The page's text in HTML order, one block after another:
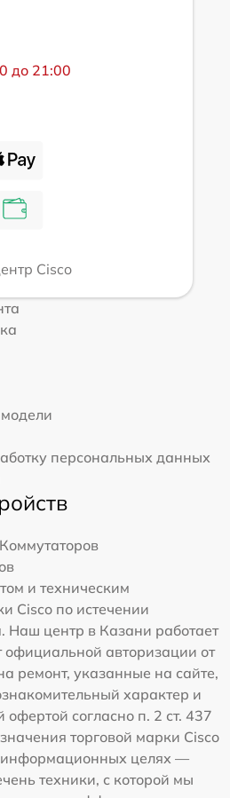
до 21:00
Cisco
персональных данных
Коммутаторов
и техническим
Cisco по истечении
Наш центр в Казани работает
официальной авторизации от
ремонт, указанные на сайте,
характер и
согласно п. 2 ст. 437
торговой марки Cisco
информационных целях —
техники, с которой мы